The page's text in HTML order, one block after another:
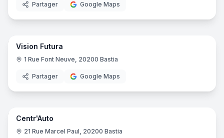
Partager Google Maps
Praticien
23
Vision Futura
1 Rue Font Neuve, 20200 Bastia
Partager Google Maps
Magasin de bricolage
16
Centr'Auto
21 Rue Marcel Paul, 20200 Bastia